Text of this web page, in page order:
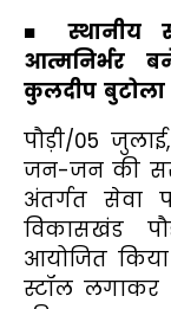
■स्थानीय
आत्मनिर्भर
कुलदीप बुटोला
पौड़ी/05
जन-जन की
अंतर्गत सेवा
विकासखंड
आयोजित किया
स्टॉल